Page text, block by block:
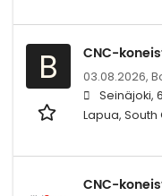
B CNC-
03.08.2026,
Seinäjoki,
Lapua,
CNC-